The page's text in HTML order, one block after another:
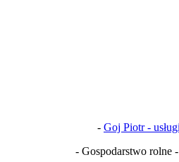
- Goj Piotr -
- Gospodarstwo rolne